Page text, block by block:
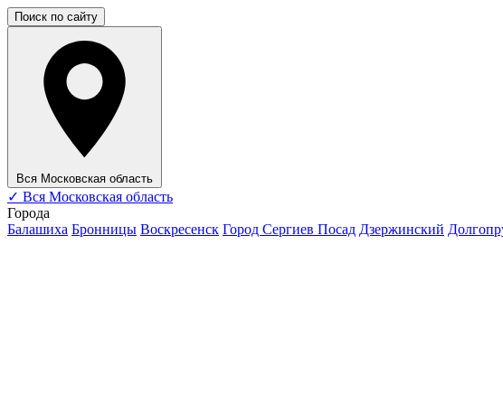
Поиск по сайту
Вся Московская область
✓ Вся Московская область
Города
Балашиха Бронницы Воскресенск Город Сергиев Посад Дзержинский